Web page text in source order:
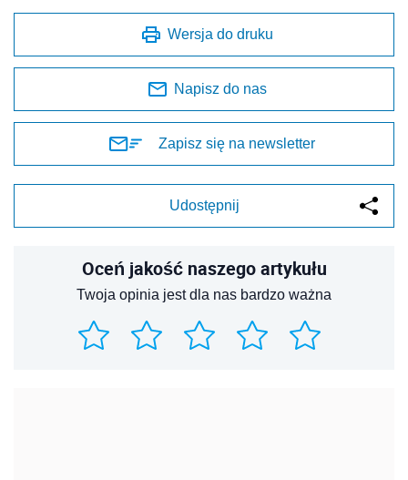
Wersja do druku
Napisz do nas
Zapisz się na newsletter
Udostępnij
Oceń jakość naszego artykułu
Twoja opinia jest dla nas bardzo ważna